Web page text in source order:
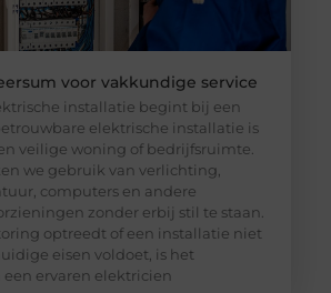
voor vakkundige service
installatie begint bij een
elektrische installatie is
veilige woning of bedrijfsruimte.
we gebruik van verlichting,
computers en andere
zonder erbij stil te staan.
optreedt of een installatie niet
eisen voldoet, is het
ervaren elektricien